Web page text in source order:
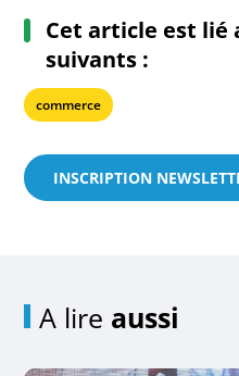
Cet article est lié
suivants :
commerce
INSCRIPTION
A lire aussi